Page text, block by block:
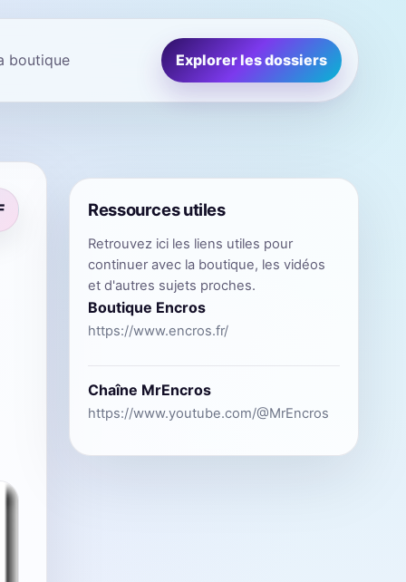
boutique Explorer les dossiers
Ressources utiles
Retrouvez ici les liens utiles pour
continuer avec la boutique, les vidéos
et d'autres sujets proches.
Boutique Encros
https://www.encros.fr/
Chaîne MrEncros
https://www.youtube.com/@MrEncros